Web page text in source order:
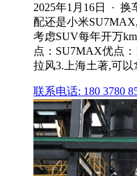
2025年1月16日 ·
配还是小米
考虑SUV每年开万
点：SU7MAX优点
拉风3.上海土著,可以
联系电话: 180 3780